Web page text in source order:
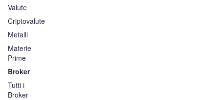
Valute
Criptovalute
Metalli
Materie
Prime
Broker
Tutti i
Broker